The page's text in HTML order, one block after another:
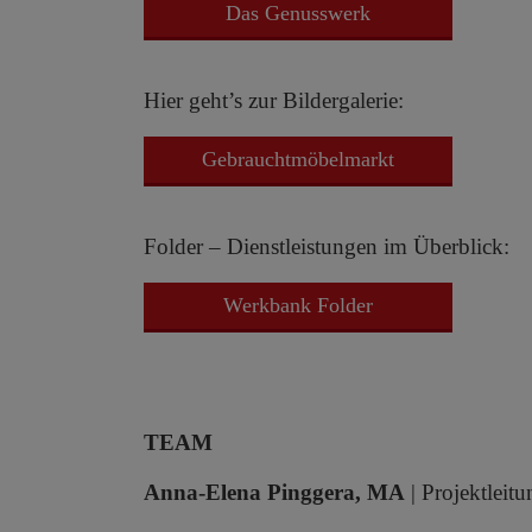
Das Genusswerk
Hier geht’s zur Bildergalerie:
Gebrauchtmöbelmarkt
Folder – Dienstleistungen im Überblick:
Werkbank Folder
TEAM
Anna-Elena Pinggera, MA |